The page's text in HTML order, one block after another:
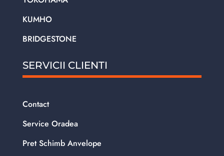
KUMHO
BRIDGESTONE
SERVICII CLIENTI
Contact
Service Oradea
Pret Schimb Anvelope